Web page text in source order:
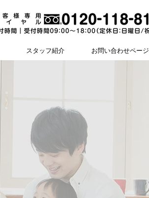
スタッフ紹介 お問い合わせページ